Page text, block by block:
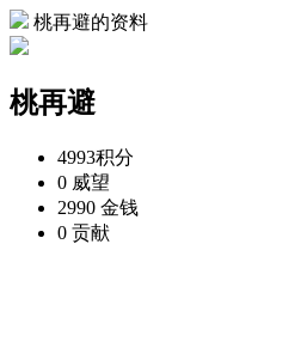
桃再避的资料
桃再避
4993积分
0 威望
2990 金钱
0 贡献